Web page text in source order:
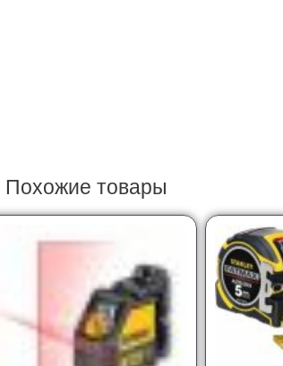
Похожие товары